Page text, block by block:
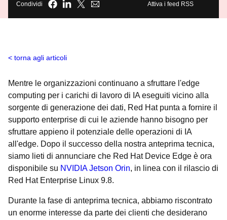
Condividi Attiva i feed RSS
torna agli articoli
Mentre le organizzazioni continuano a sfruttare l'edge
computing per i carichi di lavoro di IA eseguiti vicino alla
sorgente di generazione dei dati, Red Hat punta a fornire il
supporto enterprise di cui le aziende hanno bisogno per
sfruttare appieno il potenziale delle operazioni di IA
all'edge. Dopo il successo della nostra anteprima tecnica,
siamo lieti di annunciare che Red Hat Device Edge è ora
disponibile su NVIDIA Jetson Orin, in linea con il rilascio di
Red Hat Enterprise Linux 9.8.
Durante la fase di anteprima tecnica, abbiamo riscontrato
un enorme interesse da parte dei clienti che desiderano